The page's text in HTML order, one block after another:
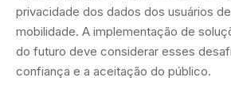
privacidade dos dados dos usuários
mobilidade. A implementação de
do futuro deve considerar esses
confiança e a aceitação do público.